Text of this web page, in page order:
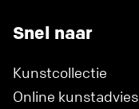
Snel naar
Kunstcollectie
Online kunstadvies